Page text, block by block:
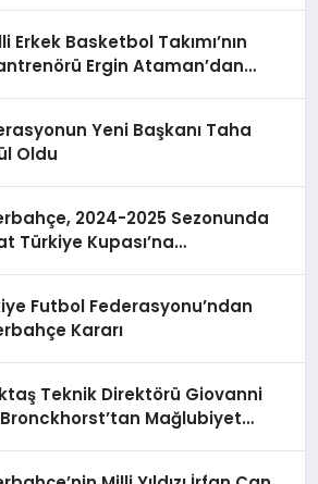
Erkek Basketbol Takımı’nın
Ergin Ataman’dan
Yeni Başkanı Taha
Oldu
2024-2025 Sezonunda
Türkiye Kupası’na
Futbol Federasyonu’ndan
Kararı
Teknik Direktörü Giovanni
Mağlubiyet